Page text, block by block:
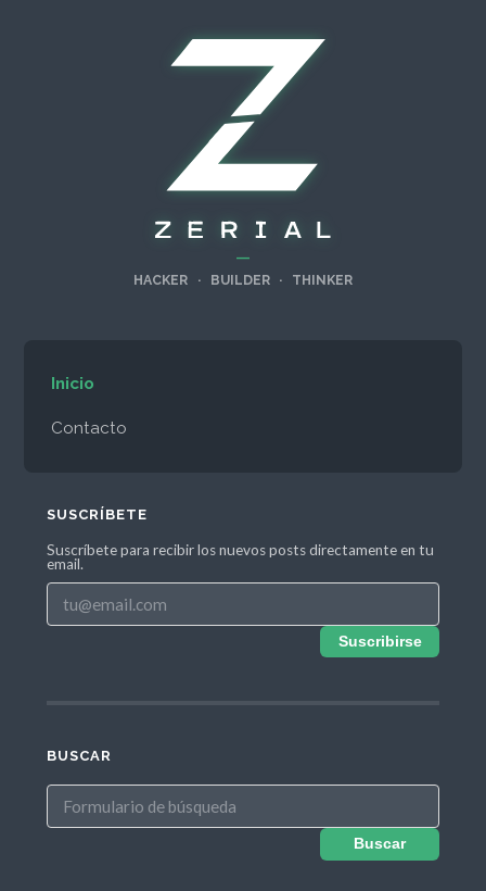
—
HACKER · BUILDER · THINKER
Inicio
Contacto
SUSCRÍBETE
Suscríbete para recibir los nuevos posts directamente en tu
email.
Suscribirse
BUSCAR
Buscar